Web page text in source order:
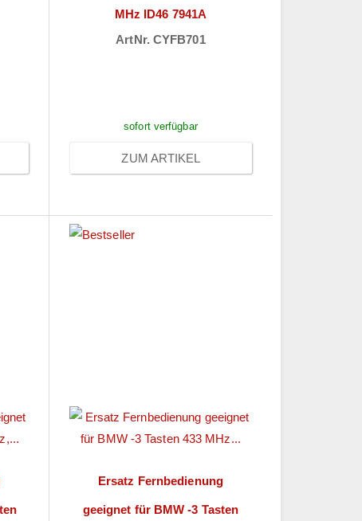
MHz ID46 7941A
ArtNr. CYFB701
sofort verfügbar
ZUM ARTIKEL
Ersatz Fernbedienung
geeignet für BMW -3 Tasten